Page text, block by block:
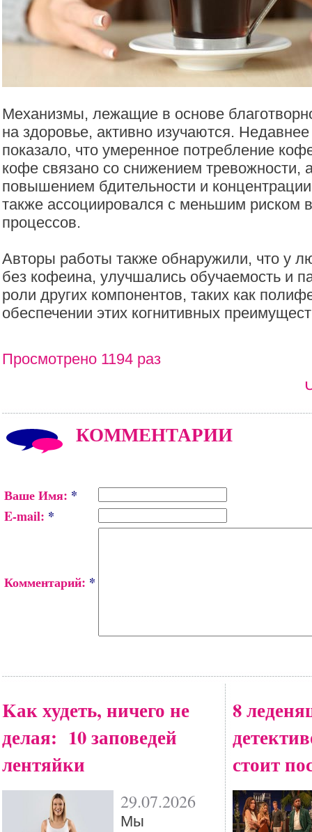
Механизмы, лежащие в основе
на здоровье, активно изучаются.
показало, что умеренное потребление
кофе связано со снижением тревожности,
повышением бдительности и
также ассоциировался с меньшим риском
процессов.
Авторы работы также обнаружили, что у
без кофеина, улучшались обучаемость и
роли других компонентов, таких как
обеспечении этих когнитивных
Просмотрено 1194 раз
КОММЕНТАРИИ
Ваше Имя: *
E-mail: *
Комментарий: *
Kак худеть, ничего не
делая: 10 заповедей
лентяйки
29.07.2026
Мы
8
стоит